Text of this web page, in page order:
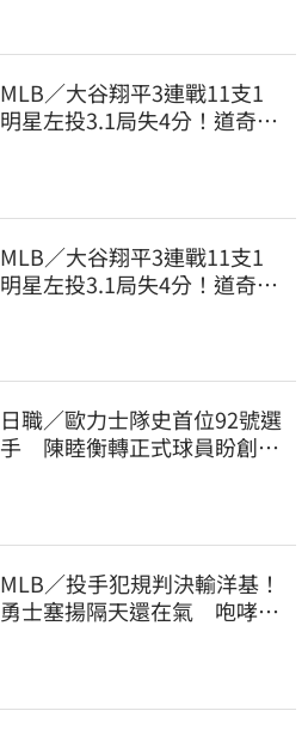
MLB／大谷翔平3連戰11支1
明星左投3.1局失4分！道奇輸
MLB／大谷翔平3連戰11支1
明星左投3.1局失4分！道奇輸
日職／歐力士隊史首位92號選
手 陳睦衡轉正式球員盼創造
MLB／投手犯規判決輸洋基！
勇士塞揚隔天還在氣 咆哮裁